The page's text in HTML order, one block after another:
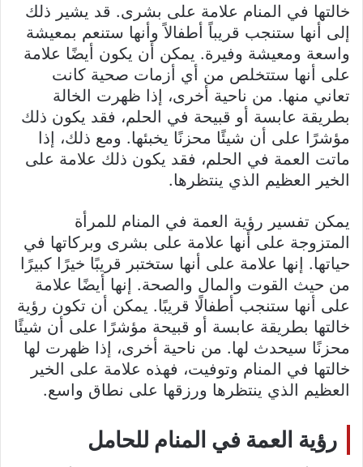
خالتها في المنام علامة على بشرى. قد يشير ذلك
إلى أنها ستنجب قريباً أطفالاً وأنها ستنعم بمعيشة
واسعة ومعيشة وفيرة. يمكن أن يكون أيضًا علامة
على أنها ستتخلص من أي أزمات صحية كانت
تعاني منها. من ناحية أخرى، إذا ظهرت الخالة
بطريقة عابسة أو قبيحة في الحلم، فقد يكون ذلك
مؤشرًا على أن شيئًا محزنًا يخبئها. ومع ذلك، إذا
ماتت العمة في الحلم، فقد يكون ذلك علامة على
الخير العظيم الذي ينتظرها.
يمكن تفسير رؤية العمة في المنام للمرأة
المتزوجة على أنها علامة على بشرى وبركاتها في
حياتها. إنها علامة على أنها ستختبر قريبًا خيرًا كبيرًا
من حيث القوت والمال والصحة. إنها أيضًا علامة
على أنها ستنجب أطفالًا قريبًا. يمكن أن تكون رؤية
خالتها بطريقة عابسة أو قبيحة مؤشرًا على أن شيئًا
محزنًا سيحدث لها. من ناحية أخرى، إذا ظهرت لها
خالتها في المنام وتوفيت، فهذه علامة على الخير
العظيم الذي ينتظرها ورزقها على نطاق واسع.
رؤية العمة في المنام للحامل